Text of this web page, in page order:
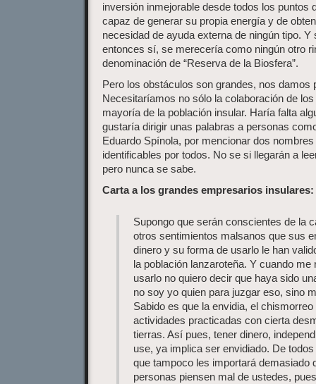
inversión inmejorable desde todos los puntos
capaz de generar su propia energía y de
necesidad de ayuda externa de ningún tipo.
entonces sí, se merecería como ningún otro
denominación de “Reserva de la Biosfera”.
Pero los obstáculos son grandes, nos damos
Necesitaríamos no sólo la colaboración de
mayoría de la población insular. Haría falta
gustaría dirigir unas palabras a personas
Eduardo Spínola, por mencionar dos
identificables por todos. No se si llegarán a
pero nunca se sabe.
Carta a los grandes empresarios insulares:
Supongo que serán conscientes de la
otros sentimientos malsanos que sus
dinero y su forma de usarlo le han
la población lanzaroteña. Y cuando me
usarlo no quiero decir que haya sido
no soy yo quien para juzgar eso, sino
Sabido es que la envidia, el
actividades practicadas con cierta
tierras. Así pues, tener dinero,
use, ya implica ser envidiado. De
que tampoco les importará demasiado
personas piensen mal de ustedes,